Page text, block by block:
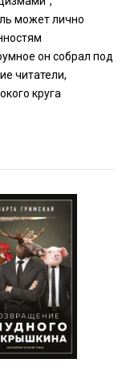
может лично
он собрал под
читатели,
круга